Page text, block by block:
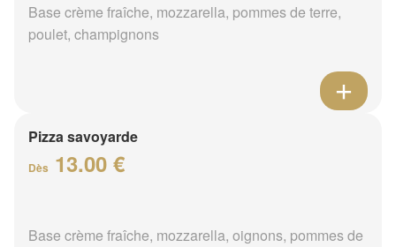
Base crème fraîche, mozzarella, pommes de terre,
poulet, champignons
Pizza savoyarde
Dès 13.00 €
Base crème fraîche, mozzarella, oignons, pommes de